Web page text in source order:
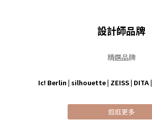
設計師品牌
精選品牌
Ic! Berlin | silhouette| ZEISS| DITA|
逛逛更多